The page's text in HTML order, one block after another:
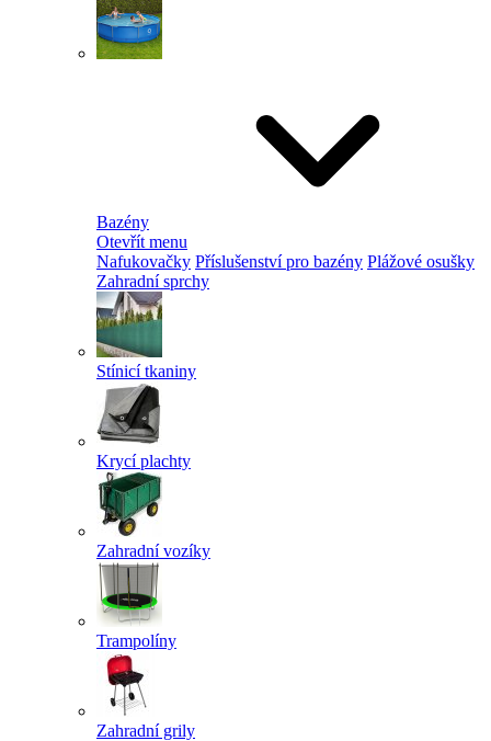
Bazény
Otevřít menu
Nafukovačky Příslušenství pro bazény Plážové osušky
Zahradní sprchy
Stínicí tkaniny
Krycí plachty
Zahradní vozíky
Trampolíny
Zahradní grily